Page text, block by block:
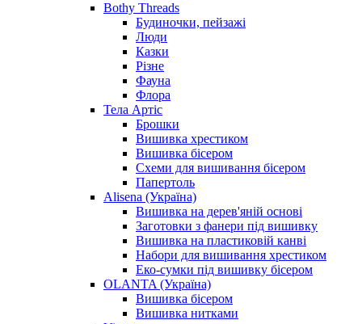
Bothy Threads
Будиночки, пейзажі
Люди
Казки
Різне
Фауна
Флора
Тела Артіс
Брошки
Вишивка хрестиком
Вишивка бісером
Схеми для вишивання бісером
Папертоль
Alisena (Україна)
Вишивка на дерев'яній основі
Заготовки з фанери під вишивку
Вишивка на пластиковій канві
Набори для вишивання хрестиком
Еко-сумки під вишивку бісером
OLANTA (Україна)
Вишивка бісером
Вишивка нитками